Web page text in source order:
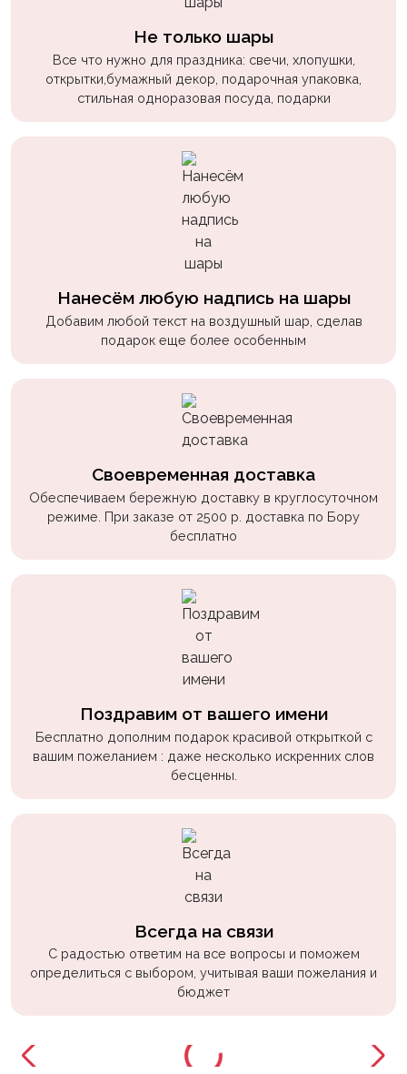
Не только шары
Все что нужно для праздника: свечи, хлопушки,
открытки,бумажный декор, подарочная упаковка,
стильная одноразовая посуда, подарки
Нанесём любую надпись на шары
Добавим любой текст на воздушный шар, сделав
подарок еще более особенным
Своевременная доставка
Обеспечиваем бережную доставку в круглосуточном
режиме. При заказе от 2500 р. доставка по Бору
бесплатно
Поздравим от вашего имени
Бесплатно дополним подарок красивой открыткой с
вашим пожеланием : даже несколько искренних слов
бесценны.
Всегда на связи
С радостью ответим на все вопросы и поможем
определиться с выбором, учитывая ваши пожелания и
бюджет
Природа
Сладости